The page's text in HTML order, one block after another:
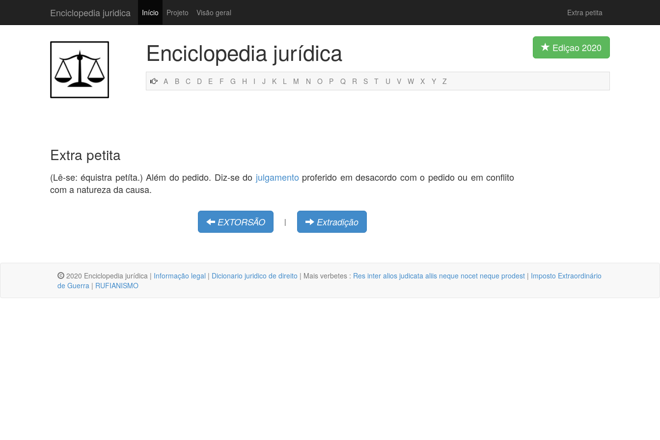
Enciclopedia juridica Início Projeto Visão geral Extra petita
Enciclopedia jurídica Ediçao 2020
A B C D E F G H I J K L M N O P Q R S T U V W X Y Z
Extra petita
(Lê-se: équistra petíta.) Além do pedido. Diz-se do julgamento proferido em desacordo com o pedido ou em conflito
com a natureza da causa.
EXTORSÃO | Extradição
2020 Enciclopedia jurídica | Informação legal | Dicionario juridico de direito | Mais verbetes : Res inter alios judicata aliis neque nocet neque prodest | Imposto Extraordinário
de Guerra | RUFIANISMO